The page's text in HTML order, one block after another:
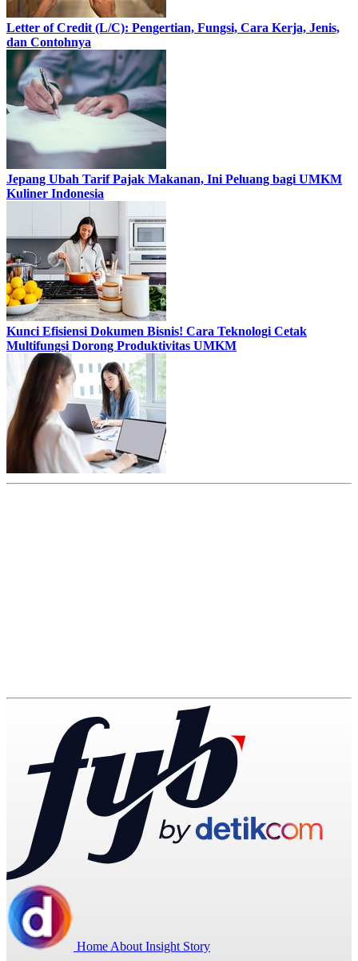
Letter of Credit (L/C): Pengertian, Fungsi, Cara Kerja, Jenis,
dan Contohnya
Jepang Ubah Tarif Pajak Makanan, Ini Peluang bagi UMKM
Kuliner Indonesia
Kunci Efisiensi Dokumen Bisnis! Cara Teknologi Cetak
Multifungsi Dorong Produktivitas UMKM
Home About Insight Story